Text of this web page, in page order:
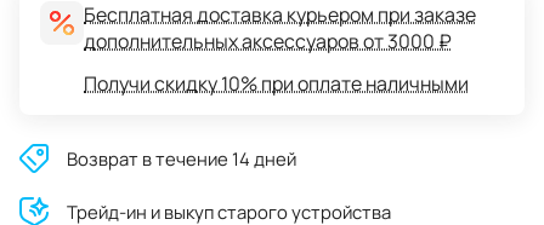
Бесплатная доставка курьером при заказе
дополнительных аксессуаров от 3000 ₽
Получи скидку 10% при оплате наличными
Возврат в течение 14 дней
Трейд-ин и выкуп старого устройства